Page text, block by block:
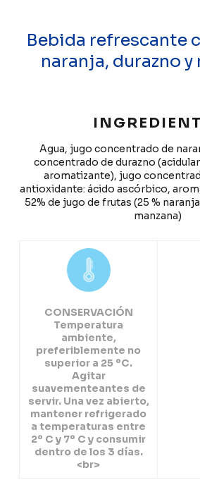
Bebida refrescante
naranja, durazno y
Agua, jugo concentrado de
concentrado de durazno
aromatizante), jugo
antioxidante: ácido ascórbico,
52% de jugo de frutas (25 %
manzana)
CONSERVACIÓN
Temperatura
ambiente,
preferiblemente no
superior a 25 ºC.
Agitar
suavementeantes de
servir. Una vez abierto,
mantener refrigerado
a temperaturas entre
2º C y 7º C y consumir
dentro de los 3 días.
<br>